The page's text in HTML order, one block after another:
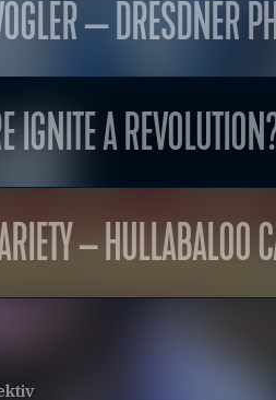
— DRESDNER
IGNITE A
– HULLABALOO